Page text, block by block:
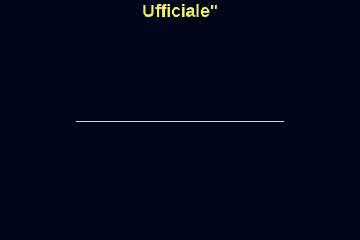
Ufficiale"